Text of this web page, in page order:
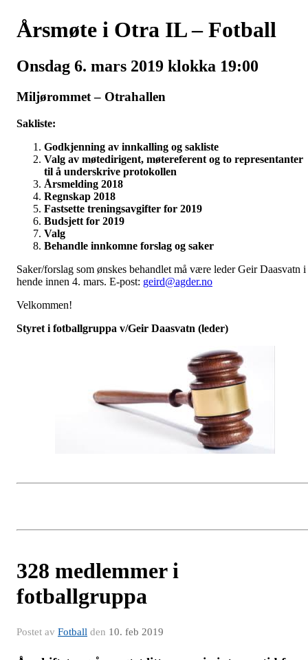
Årsmøte i Otra IL – Fotball
Onsdag 6. mars 2019 klokka 19:00
Miljørommet – Otrahallen
Sakliste:
Godkjenning av innkalling og sakliste
Valg av møtedirigent, møtereferent og to representanter
til å underskrive protokollen
Årsmelding 2018
Regnskap 2018
Fastsette treningsavgifter for 2019
Budsjett for 2019
Valg
Behandle innkomne forslag og saker
Saker/forslag som ønskes behandlet må være leder Geir Daasvatn i
hende innen 4. mars. E-post: geird@agder.no
Velkommen!
Styret i fotballgruppa v/Geir Daasvatn (leder)
328 medlemmer i
fotballgruppa
Postet av Fotball den 10. feb 2019